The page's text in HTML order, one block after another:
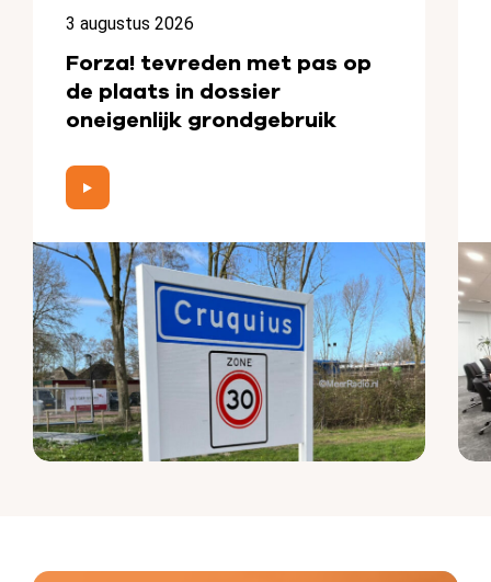
3 augustus 2026
Forza! tevreden met pas op
de plaats in dossier
oneigenlijk grondgebruik